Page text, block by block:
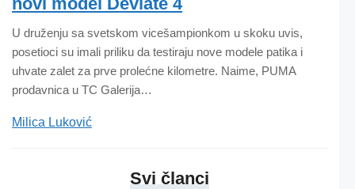
U druženju sa svetskom vicešampionkom u skoku uvis,
posetioci su imali priliku da testiraju nove modele patika i
uhvate zalet za prve prolećne kilometre. Naime, PUMA
prodavnica u TC Galerija…
Milica Luković
Svi članci